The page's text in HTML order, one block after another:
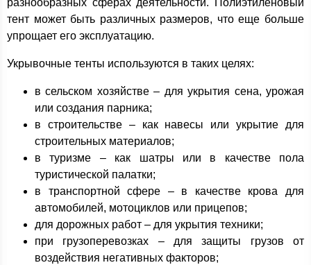
разнообразных сферах деятельности. Полиэтиленовый
тент может быть различных размеров, что еще больше
упрощает его эксплуатацию.
Укрывочные тенты используются в таких целях:
в сельском хозяйстве – для укрытия сена, урожая
или создания парника;
в строительстве – как навесы или укрытие для
строительных материалов;
в туризме – как шатры или в качестве пола
туристической палатки;
в транспортной сфере – в качестве крова для
автомобилей, мотоциклов или прицепов;
для дорожных работ – для укрытия техники;
при грузоперевозках – для защиты грузов от
воздействия негативных факторов;